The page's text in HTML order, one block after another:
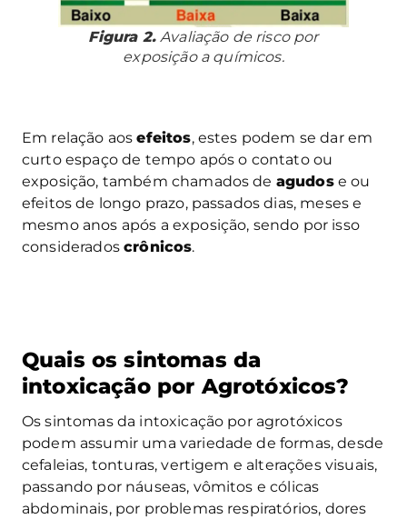
Figura 2.Avaliação de risco por
exposição a químicos.
Em relação aosefeitos, estes podem se dar em
curto espaço de tempo após o contato ou
exposição, também chamados de agudose ou
efeitos de longo prazo, passados dias, meses e
mesmo anos após a exposição, sendo por isso
consideradoscrônicos.
Quais os sintomas da
intoxicação por Agrotóxicos?
Os sintomas da intoxicação por agrotóxicos
podem assumir uma variedade de formas, desde
cefaleias, tonturas, vertigem e alterações visuais,
passando por náuseas, vômitos e cólicas
abdominais, por problemas respiratórios, dores